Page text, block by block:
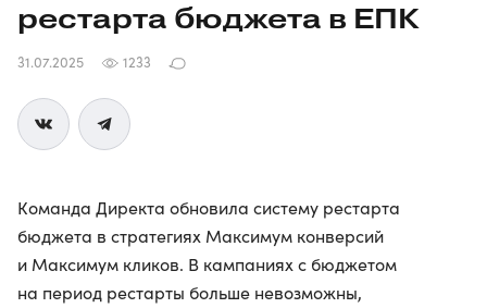
рестарта бюджета в ЕПК
31.07.2025 1233
Команда Директа обновила систему рестарта
бюджета в стратегиях Максимум конверсий
и Максимум кликов. В кампаниях с бюджетом
на период рестарты больше невозможны,